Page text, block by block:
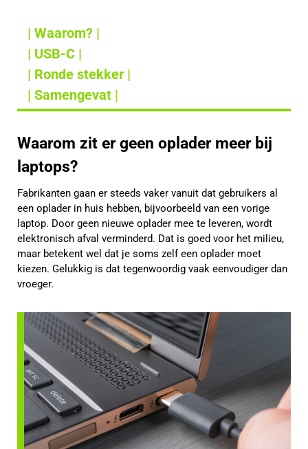
| Waarom? |
| USB-C |
| Ronde stekker |
| Samengevat |
Waarom zit er geen oplader meer bij
laptops?
Fabrikanten gaan er steeds vaker vanuit dat gebruikers al
een oplader in huis hebben, bijvoorbeeld van een vorige
laptop. Door geen nieuwe oplader mee te leveren, wordt
elektronisch afval verminderd. Dat is goed voor het milieu,
maar betekent wel dat je soms zelf een oplader moet
kiezen. Gelukkig is dat tegenwoordig vaak eenvoudiger dan
vroeger.